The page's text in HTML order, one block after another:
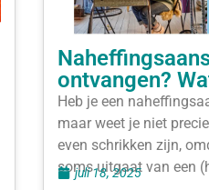
ontvangen?
Heb je een
maar weet je niet
even schrikken zijn,
soms uitgaat van een
juli 18, 2025